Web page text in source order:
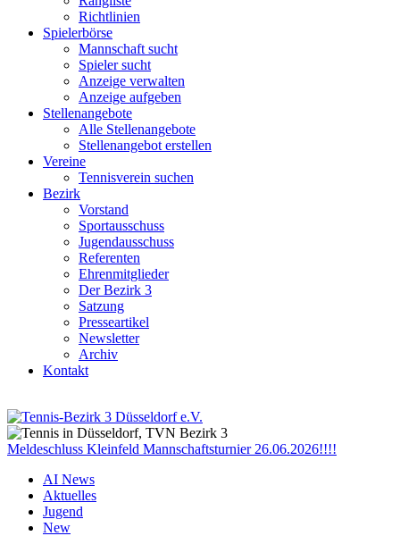
Richtlinien
Spielerbörse
Mannschaft sucht
Spieler sucht
Anzeige verwalten
Anzeige aufgeben
Stellenangebote
Alle Stellenangebote
Stellenangebot erstellen
Vereine
Tennisverein suchen
Bezirk
Vorstand
Sportausschuss
Jugendausschuss
Referenten
Ehrenmitglieder
Der Bezirk 3
Satzung
Presseartikel
Newsletter
Archiv
Kontakt
Meldeschluss Kleinfeld Mannschaftsturnier 26.06.2026!!!!
AI News
Aktuelles
Jugend
New